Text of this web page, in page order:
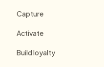
Capture
Activate
Build loyalty